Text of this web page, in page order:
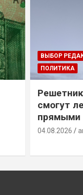
ВЫБОР
ПОЛИТИКА
смогут
прямыми
04.08.2026